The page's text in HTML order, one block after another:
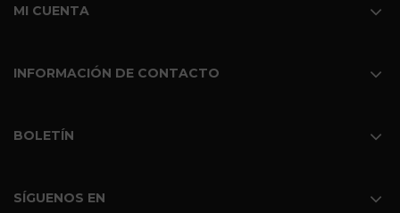
MI CUENTA
INFORMACIÓN DE CONTACTO
BOLETÍN
SÍGUENOS EN